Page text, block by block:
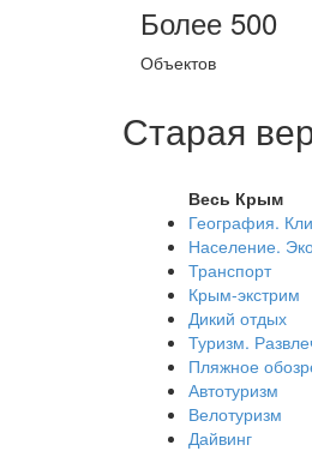
Более 500
Объектов
Старая
Весь Крым
География.
Население.
Транспорт
Крым-экстрим
Дикий отдых
Туризм.
Пляжное
Автотуризм
Велотуризм
Дайвинг